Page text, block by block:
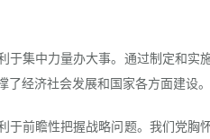
集中力量办大事。通过制定和实
了经济社会发展和国家各方面建设。
前瞻性把握战略问题。我们党胸